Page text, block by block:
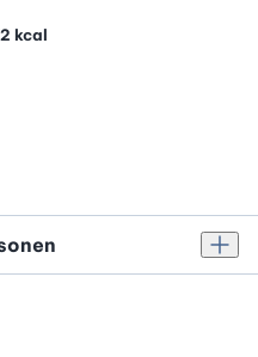
kcal
4 von 5
Betty Skala Info